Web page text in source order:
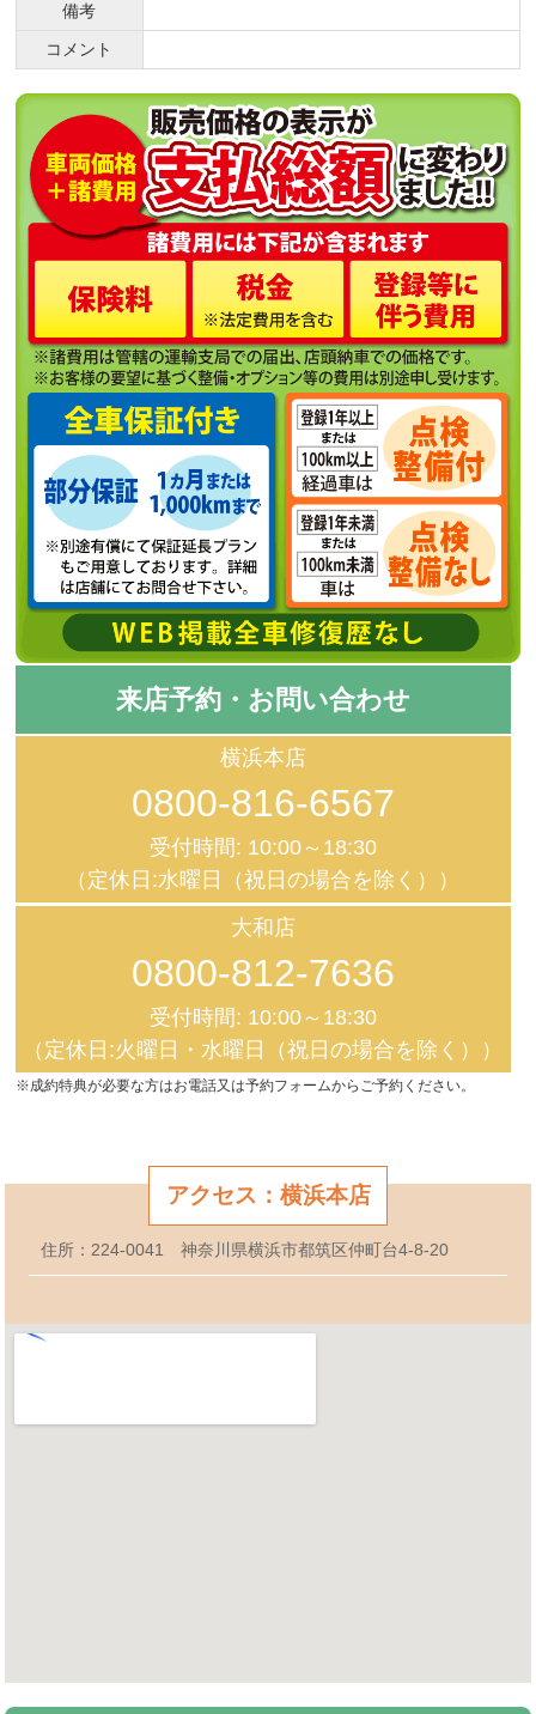
備考
コメント
来店予約・お問い合わせ
横浜本店
0800-816-6567
受付時間: 10:00～18:30
（定休日:水曜日（祝日の場合を除く））
大和店
0800-812-7636
受付時間: 10:00～18:30
（定休日:火曜日・水曜日（祝日の場合を除く））
※成約特典が必要な方はお電話又は予約フォームからご予約ください。
アクセス：横浜本店
住所：224-0041 神奈川県横浜市都筑区仲町台4-8-20